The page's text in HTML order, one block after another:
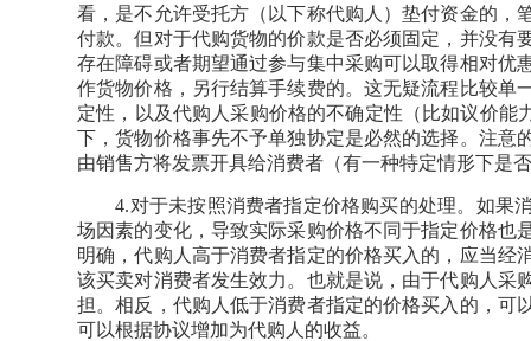
看，是不允许受托方（以下称代购人）垫付资金的，
付款。但对于代购货物的价款是否必须固定，并没有
存在障碍或者期望通过参与集中采购可以取得相对优
作货物价格，另行结算手续费的。这无疑流程比较单
定性，以及代购人采购价格的不确定性（比如议价能
下，货物价格事先不予单独协定是必然的选择。注意
由销售方将发票开具给消费者（有一种特定情形下是
4.对于未按照消费者指定价格购买的处理。如果
场因素的变化，导致实际采购价格不同于指定价格也
明确，代购人高于消费者指定的价格买入的，应当
该买卖对消费者发生效力。也就是说，由于代购人采
担。相反，代购人低于消费者指定的价格买入的，可
可以根据协议增加为代购人的收益。